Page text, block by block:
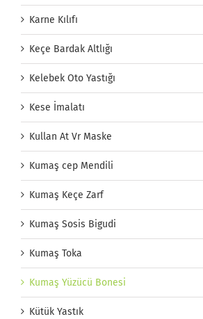
Karne Kılıfı
Keçe Bardak Altlığı
Kelebek Oto Yastığı
Kese İmalatı
Kullan At Vr Maske
Kumaş cep Mendili
Kumaş Keçe Zarf
Kumaş Sosis Bigudi
Kumaş Toka
Kumaş Yüzücü Bonesi
Kütük Yastık